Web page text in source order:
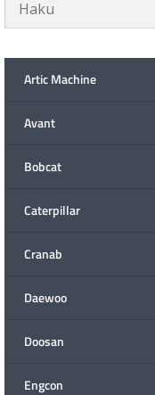
Artic Machine
Avant
Bobcat
Caterpillar
Cranab
Daewoo
Doosan
Engcon